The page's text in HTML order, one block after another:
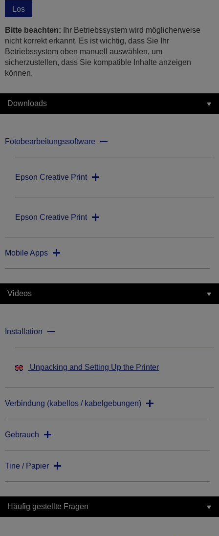
Los
Bitte beachten: Ihr Betriebssystem wird möglicherweise
nicht korrekt erkannt. Es ist wichtig, dass Sie Ihr
Betriebssystem oben manuell auswählen, um
sicherzustellen, dass Sie kompatible Inhalte anzeigen
können.
Downloads
Fotobearbeitungssoftware
Epson Creative Print
Epson Creative Print
Mobile Apps
Videos
Installation
Unpacking and Setting Up the Printer
Verbindung (kabellos / kabelgebungen)
Gebrauch
Tine / Papier
Häufig gestellte Fragen